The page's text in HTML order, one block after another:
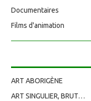
Documentaires
Films d'animation
ART ABORIGÈNE
ART SINGULIER, BRUT…